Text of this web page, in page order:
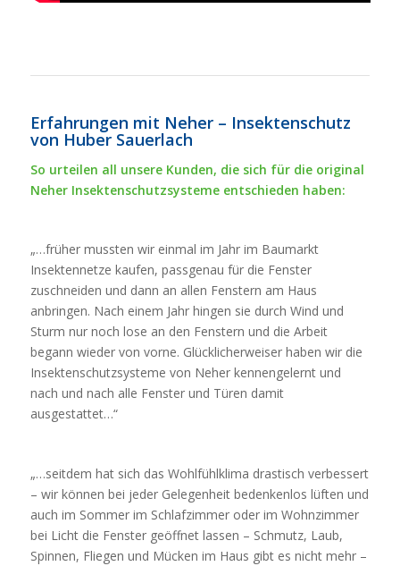
Erfahrungen mit Neher – Insektenschutz
von Huber Sauerlach
So urteilen all unsere Kunden, die sich für die original
Neher Insektenschutzsysteme entschieden haben:
„…früher mussten wir einmal im Jahr im Baumarkt
Insektennetze kaufen, passgenau für die Fenster
zuschneiden und dann an allen Fenstern am Haus
anbringen. Nach einem Jahr hingen sie durch Wind und
Sturm nur noch lose an den Fenstern und die Arbeit
begann wieder von vorne. Glücklicherweiser haben wir die
Insektenschutzsysteme von Neher kennengelernt und
nach und nach alle Fenster und Türen damit
ausgestattet…“
„…seitdem hat sich das Wohlfühlklima drastisch verbessert
– wir können bei jeder Gelegenheit bedenkenlos lüften und
auch im Sommer im Schlafzimmer oder im Wohnzimmer
bei Licht die Fenster geöffnet lassen – Schmutz, Laub,
Spinnen, Fliegen und Mücken im Haus gibt es nicht mehr –